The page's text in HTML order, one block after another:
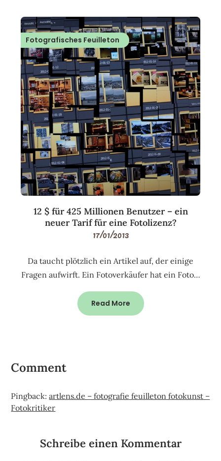
Fotografisches Feuilleton
12 $ für 425 Millionen Benutzer – ein
neuer Tarif für eine Fotolizenz?
17/01/2013
Da taucht plötzlich ein Artikel auf, der einige
Fragen aufwirft. Ein Fotoverkäufer hat ein Foto…
Read More
Comment
Pingback:artlens.de – fotografie feuilleton fotokunst –
Fotokritiker
Schreibe einen Kommentar